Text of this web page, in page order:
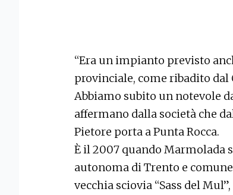
“Era un impianto previsto
provinciale, come ribadito
Abbiamo subito un notevole
affermano dalla società che
Pietore porta a Punta Rocca.
È il 2007 quando Marmolada
autonoma di Trento e
vecchia sciovia “Sass del